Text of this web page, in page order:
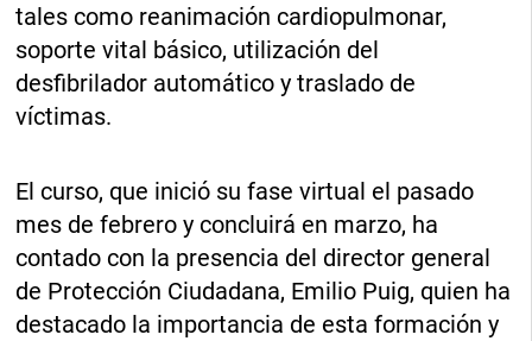
tales como reanimación cardiopulmonar,
soporte vital básico, utilización del
desfibrilador automático y traslado de
víctimas.
El curso, que inició su fase virtual el pasado
mes de febrero y concluirá en marzo, ha
contado con la presencia del director general
de Protección Ciudadana, Emilio Puig, quien ha
destacado la importancia de esta formación y